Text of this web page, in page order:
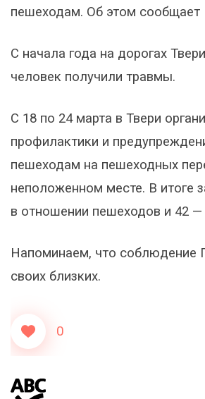
пешеходам. Об этом
С начала года на дорогах
человек получили травмы.
С 18 по 24 марта в Твери
профилактики и
пешеходам на пешеходных
неположенном месте. В итоге
в отношении пешеходов и 42 —
Напоминаем, что соблюдение
своих близких.
0